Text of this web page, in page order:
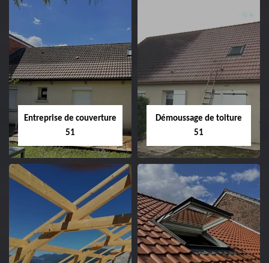
Entreprise de couverture
51
Entreprise de
couverture 51
Démoussage de toiture
51
Démoussage de
toiture 51